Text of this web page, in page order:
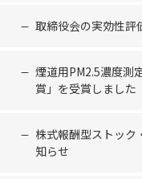
取締役会の実効性評
煙道用PM2.5濃度測
賞」を受賞しました
株式報酬型ストック
知らせ